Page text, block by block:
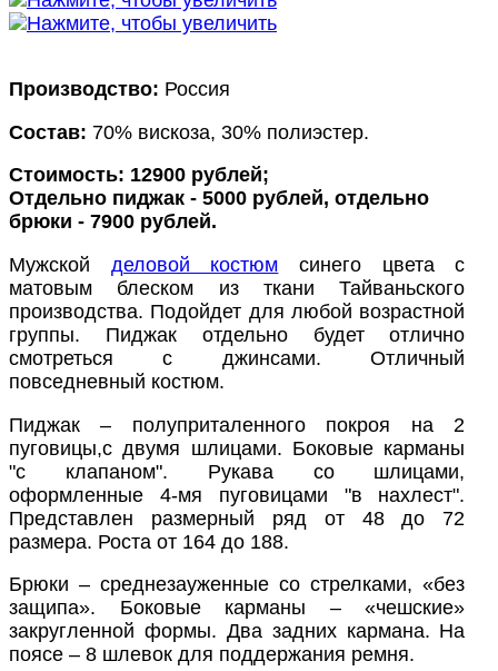
Производство: Россия
Состав: 70% вискоза, 30% полиэстер.
Стоимость: 12900 рублей;
Отдельно пиджак - 5000 рублей, отдельно
брюки - 7900 рублей.
Мужской деловой костюм синего цвета с
матовым блеском из ткани Тайваньского
производства. Подойдет для любой возрастной
группы. Пиджак отдельно будет отлично
смотреться с джинсами. Отличный
повседневный костюм.
Пиджак – полуприталенного покроя на 2
пуговицы,с двумя шлицами. Боковые карманы
"с клапаном". Рукава со шлицами,
оформленные 4-мя пуговицами "в нахлест".
Представлен размерный ряд от 48 до 72
размера. Роста от 164 до 188.
Брюки – среднезауженные со стрелками, «без
защипа». Боковые карманы – «чешские»
закругленной формы. Два задних кармана. На
поясе – 8 шлевок для поддержания ремня.